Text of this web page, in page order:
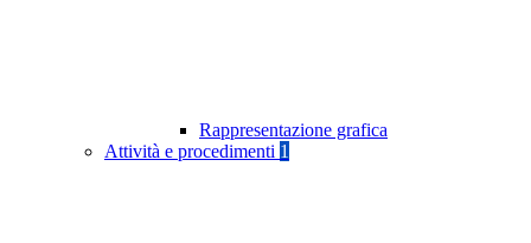
Rappresentazione grafica
Attività e procedimenti 1